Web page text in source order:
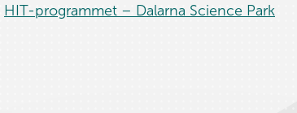
HIT-programmet – Dalarna Science Park